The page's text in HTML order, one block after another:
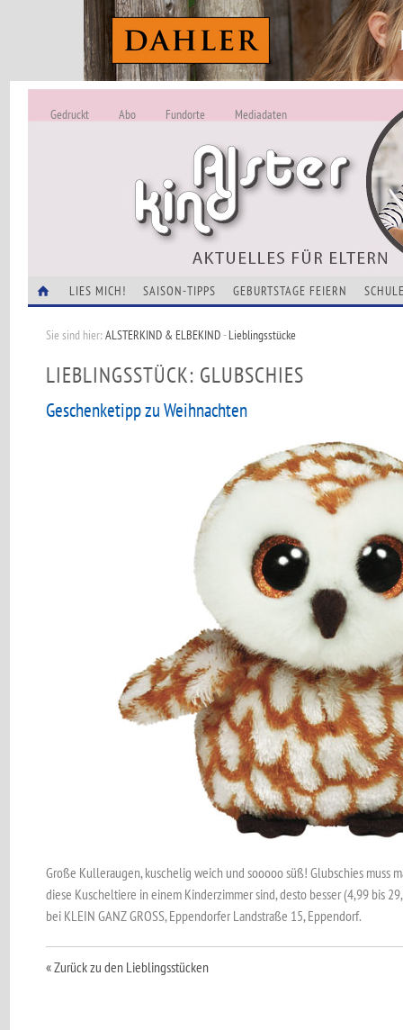
ALSTERKIND -
Alles Neu
Gedruckt Abo Fundorte Mediadaten
LIES MICH! SAISON-TIPPS GEBURTSTAGE FEIERN
Sie sind hier:ALSTERKIND & ELBEKIND-Lieblingsstücke
LIEBLINGSSTÜCK: GLUBSCHIES
Geschenketipp zu Weihnachten
Große Kulleraugen, kuschelig weich und sooooo süß! Glubschies muss
diese Kuscheltiere in einem Kinderzimmer sind, desto besser (4,99 bis
bei KLEIN GANZ GROSS, Eppendorfer Landstraße 15, Eppendorf.
« Zurück zu den Lieblingsstücken